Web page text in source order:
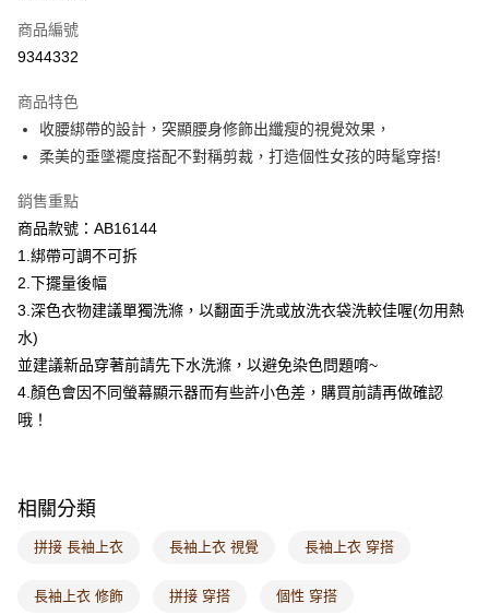
萊爾富取貨付款
付款後萊爾富取貨
每筆NT$60，滿NT$1,000(含以上)免運費
7-11取貨付款
每筆NT$60，滿NT$1,000(含以上)免運費
付款後7-11取貨
每筆NT$60，滿NT$1,000(含以上)免運費
宅配
每筆NT$120，滿NT$1,000(含以上)免運費
付款後門市自取
每筆NT$60，滿NT$1,000(含以上)免運費
海外配送-其他亞洲地區
海外配送-歐美地區
商品編號
9344332
商品特色
收腰綁帶的設計，突顯腰身修飾出纖瘦的視覺效果，
柔美的垂墜襬度搭配不對稱剪裁，打造個性女孩的時髦穿搭!
銷售重點
商品款號：AB16144
1.綁帶可調不可拆
2.下擺量後幅
3.深色衣物建議單獨洗滌，以翻面手洗或放洗衣袋洗較佳喔(勿用熱
水)
並建議新品穿著前請先下水洗滌，以避免染色問題唷~
4.顏色會因不同螢幕顯示器而有些許小色差，購買前請再做確認
哦！
相關分類
拼接 長袖上衣 長袖上衣 視覺 長袖上衣 穿搭
長袖上衣 修飾 拼接 穿搭 個性 穿搭